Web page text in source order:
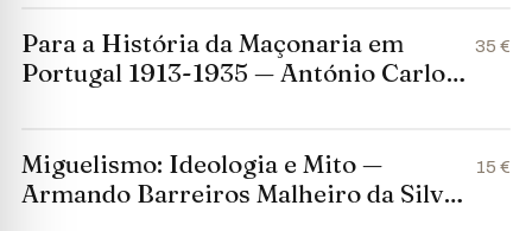
Para a História da Maçonaria em
Portugal 1913-1935 — António Carlos
35 €
Miguelismo: Ideologia e Mito —
Armando Barreiros Malheiro da Silva
15 €